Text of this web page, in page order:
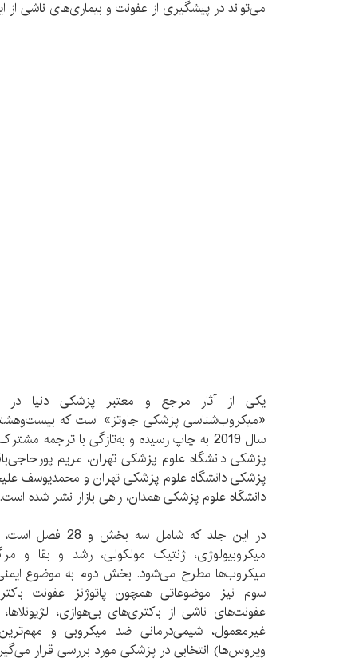
می‌تواند در پیشگیری از عفونت و بیماری‌های ناشی
یکی از آثار مرجع و معتبر پزشکی دنیا در
«میکروب‌شناسی پزشکی جاوتز» است که
سال 2019 به چاپ رسیده و به‌تازگی با ترجمه
پزشکی دانشگاه علوم پزشکی تهران، مریم
پزشکی دانشگاه علوم پزشکی تهران و محمدیوسف
دانشگاه علوم پزشکی همدان، راهی بازار نشر شده است.
در این جلد که
میکروبیولوژی، ژنتیک مولکولی، رشد و بقا و
میکروب‌ها مطرح می‌شود. بخش دوم به موضوع
سوم نیز موضوعاتی همچون پاتوژنز عفونت
عفونت‌های ناشی از باکتری‌های بی‌هوازی، لژیونلاها،
غیرمعمول، شیمی‌درمانی ضد میکروبی و مهم‌ترین
ویروس‌ها) انتخابی در پزشکی مورد بررسی قرار